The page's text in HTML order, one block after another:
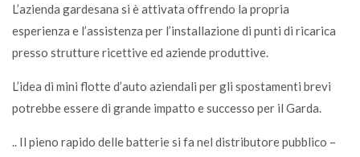
L’azienda gardesana si è attivata offrendo la propria
esperienza e l’assistenza per l’installazione di punti di ricarica
presso strutture ricettive ed aziende produttive.
L’idea di mini flotte d’auto aziendali per gli spostamenti brevi
potrebbe essere di grande impatto e successo per il Garda.
.. Il pieno rapido delle batterie si fa nel distributore pubblico –